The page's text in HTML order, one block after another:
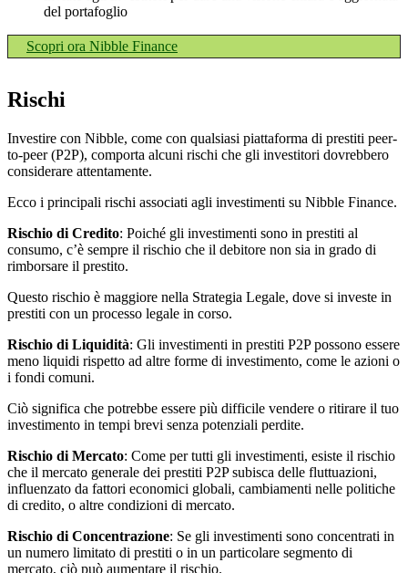
del portafoglio
Scopri ora Nibble Finance
Rischi
Investire con Nibble, come con qualsiasi piattaforma di prestiti peer-
to-peer (P2P), comporta alcuni rischi che gli investitori dovrebbero
considerare attentamente.
Ecco i principali rischi associati agli investimenti su Nibble Finance.
Rischio di Credito: Poiché gli investimenti sono in prestiti al
consumo, c’è sempre il rischio che il debitore non sia in grado di
rimborsare il prestito.
Questo rischio è maggiore nella Strategia Legale, dove si investe in
prestiti con un processo legale in corso.
Rischio di Liquidità: Gli investimenti in prestiti P2P possono essere
meno liquidi rispetto ad altre forme di investimento, come le azioni o
i fondi comuni.
Ciò significa che potrebbe essere più difficile vendere o ritirare il tuo
investimento in tempi brevi senza potenziali perdite.
Rischio di Mercato: Come per tutti gli investimenti, esiste il rischio
che il mercato generale dei prestiti P2P subisca delle fluttuazioni,
influenzato da fattori economici globali, cambiamenti nelle politiche
di credito, o altre condizioni di mercato.
Rischio di Concentrazione: Se gli investimenti sono concentrati in
un numero limitato di prestiti o in un particolare segmento di
mercato, ciò può aumentare il rischio.